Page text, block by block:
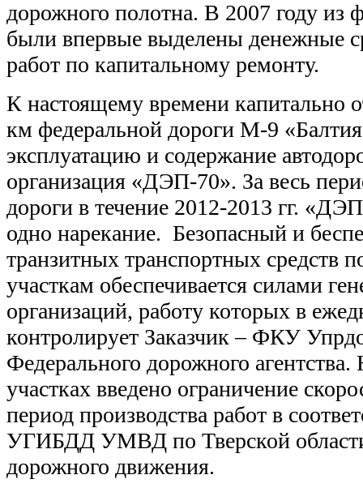
дорожного полотна. В 2007 году из
были впервые выделены денежные
работ по капитальному ремонту.
К настоящему времени капитально
км федеральной дороги М-9
эксплуатацию и содержание
организация «ДЭП-70». За весь
дороги в течение 2012-2013 гг.
одно нарекание. Безопасный и
транзитных транспортных средств
участкам обеспечивается силами
организаций, работу которых в
контролирует Заказчик – ФКУ
Федерального дорожного
участках введено ограничение
период производства работ в
УГИБДД УМВД по Тверской
дорожного движения.